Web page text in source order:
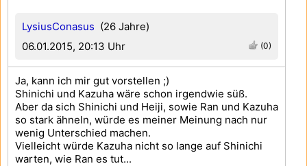
LysiusConasus (26 Jahre)
06.01.2015, 20:13 Uhr
(0)
Ja, kann ich mir gut vorstellen ;)
Shinichi und Kazuha wäre schon irgendwie süß.
Aber da sich Shinichi und Heiji, sowie Ran und Kazuha
so stark ähneln, würde es meiner Meinung nach nur
wenig Unterschied machen.
Vielleicht würde Kazuha nicht so lange auf Shinichi
warten, wie Ran es tut...